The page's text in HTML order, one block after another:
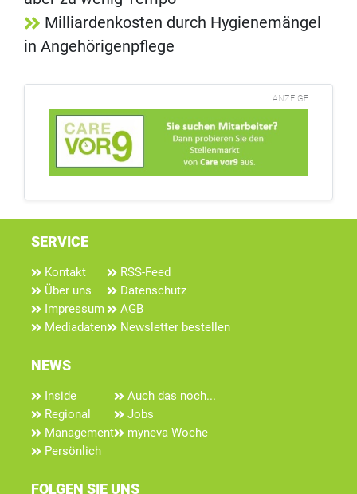
Milliardenkosten durch Hygienemängel
in Angehörigenpflege
ANZEIGE
SERVICE
Kontakt
Über uns
Impressum
Mediadaten
RSS-Feed
Datenschutz
AGB
Newsletter bestellen
NEWS
Inside
Regional
Management
Persönlich
Auch das noch...
Jobs
myneva Woche
FOLGEN SIE UNS